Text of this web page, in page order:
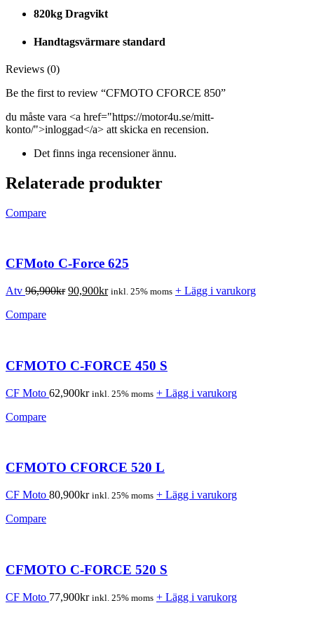
820kg Dragvikt
Handtagsvärmare standard
Reviews (0)
Be the first to review “CFMOTO CFORCE 850”
du måste vara <a href="https://motor4u.se/mitt-
konto/">inloggad</a> att skicka en recension.
Det finns inga recensioner ännu.
Relaterade produkter
Compare
CFMoto C-Force 625
Atv 96,900kr 90,900kr inkl. 25% moms + Lägg i varukorg
Compare
CFMOTO C-FORCE 450 S
CF Moto 62,900kr inkl. 25% moms + Lägg i varukorg
Compare
CFMOTO CFORCE 520 L
CF Moto 80,900kr inkl. 25% moms + Lägg i varukorg
Compare
CFMOTO C-FORCE 520 S
CF Moto 77,900kr inkl. 25% moms + Lägg i varukorg